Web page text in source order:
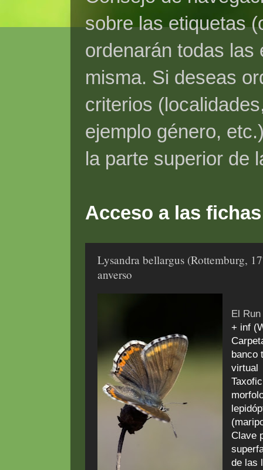
sobre las etiquetas
ordenarán todas las
misma. Si deseas
criterios
ejemplo género,
la parte superior de
Acceso a las
Lysandra bellargus (Rottemburg,
anverso
El
+ inf
banco
virtual
Clave
de las